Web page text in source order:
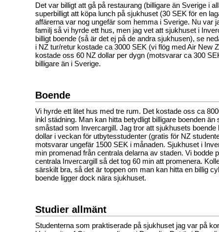
Det var billigt att gå på restaurang (billigare än Sverige i
superbilligt att köpa lunch på sjukhuset (30 SEK för en
affärerna var nog ungefär som hemma i Sverige. Nu var
familj så vi hyrde ett hus, men jag vet att sjukhuset i
billigt boende (så är det ej på de andra sjukhusen), se
i NZ tur/retur kostade ca 3000 SEK (vi flög med Air New
kostade oss 60 NZ dollar per dygn (motsvarar ca 300
billigare än i Sverige.
Boende
Vi hyrde ett litet hus med tre rum. Det kostade oss ca
inkl städning. Man kan hitta betydligt billigare boenden än
småstad som Invercargill. Jag tror att sjukhusets boende
dollar i veckan för utbytesstudenter (gratis för NZ
motsvarar ungefär 1500 SEK i månaden. Sjukhuset i
min promenad från centrala delarna av staden. Vi bodde
centrala Invercargill så det tog 60 min att promenera.
särskilt bra, så det är toppen om man kan hitta en billig
boende ligger dock nära sjukhuset.
Studier allmänt
Studenterna som praktiserade på sjukhuset jag var på